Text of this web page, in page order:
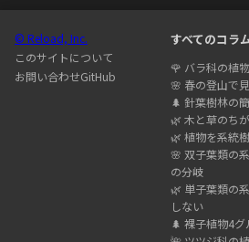
© Reload, Inc.
このサイトについて
お問い合わせGitHub
すべてのコラ
🌹 バラ科の植
🌸 春の登山で
🌲 針葉樹林の
🌿 木と草のち
🌿 植物を系統
🌸 双子葉類の
の分岐
🌿 単子葉類の
しない
🌲 裸子植物4グ